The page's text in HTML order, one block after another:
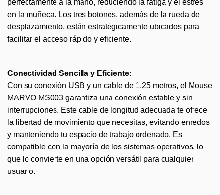
perfectamente a la mano, reduciendo la fatiga y el estrés
en la muñeca. Los tres botones, además de la rueda de
desplazamiento, están estratégicamente ubicados para
facilitar el acceso rápido y eficiente.
Conectividad Sencilla y Eficiente:
Con su conexión USB y un cable de 1.25 metros, el Mouse
MARVO MS003 garantiza una conexión estable y sin
interrupciones. Este cable de longitud adecuada te ofrece
la libertad de movimiento que necesitas, evitando enredos
y manteniendo tu espacio de trabajo ordenado. Es
compatible con la mayoría de los sistemas operativos, lo
que lo convierte en una opción versátil para cualquier
usuario.